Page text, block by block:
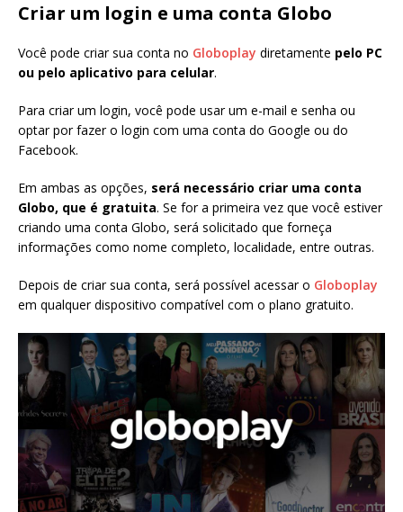
Criar um login e uma conta Globo
Você pode criar sua conta no Globoplay diretamente pelo PC
ou pelo aplicativo para celular.
Para criar um login, você pode usar um e-mail e senha ou
optar por fazer o login com uma conta do Google ou do
Facebook.
Em ambas as opções, será necessário criar uma conta
Globo, que é gratuita. Se for a primeira vez que você estiver
criando uma conta Globo, será solicitado que forneça
informações como nome completo, localidade, entre outras.
Depois de criar sua conta, será possível acessar o Globoplay
em qualquer dispositivo compatível com o plano gratuito.